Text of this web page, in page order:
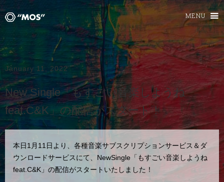
MENU
January 11, 2022
New Single「もすごい音楽しようね
feat.C&K」の配信がスタート！
本日1月11日より、各種音楽サブスクリプションサービス＆ダ
ウンロードサービスにて、NewSingle「もすごい音楽しようね
feat.C&K」の配信がスタートいたしました！